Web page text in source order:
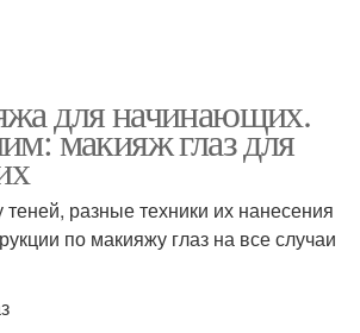
для начинающих.
макияж глаз для
разные техники их нанесения
по макияжу глаз на все случаи